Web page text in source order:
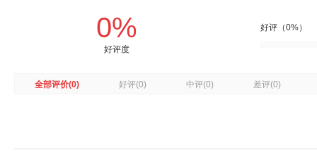
0%
好评度
好评（0%）
全部评价(0) 好评(0) 中评(0) 差评(0)